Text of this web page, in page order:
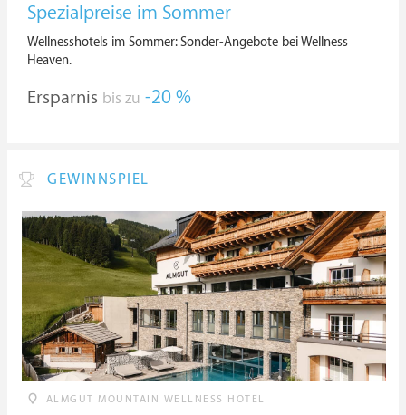
Spezialpreise im Sommer
Wellnesshotels im Sommer: Sonder-Angebote bei Wellness
Heaven.
Ersparnis bis zu -20 %
GEWINNSPIEL
ALMGUT MOUNTAIN WELLNESS HOTEL